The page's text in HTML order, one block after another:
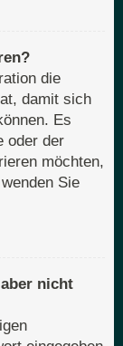
die
damit sich
Es
oder der
möchten,
Sie
nicht